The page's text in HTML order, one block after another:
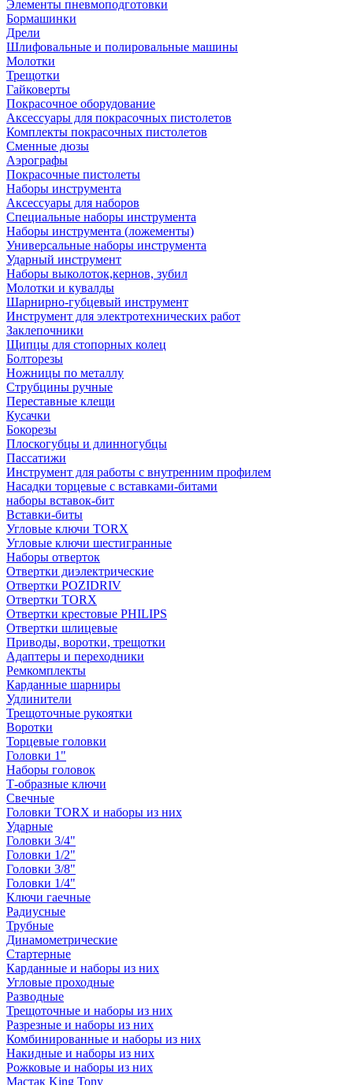
Элементы пневмоподготовки
Бормашинки
Дрели
Шлифовальные и полировальные машины
Молотки
Трещотки
Гайковерты
Покрасочное оборудование
Аксессуары для покрасочных пистолетов
Комплекты покрасочных пистолетов
Сменные дюзы
Аэрографы
Покрасочные пистолеты
Наборы инструмента
Аксессуары для наборов
Специальные наборы инструмента
Наборы инструмента (ложементы)
Универсальные наборы инструмента
Ударный инструмент
Наборы выколоток,кернов, зубил
Молотки и кувалды
Шарнирно-губцевый инструмент
Инструмент для электротехнических работ
Заклепочники
Щипцы для стопорных колец
Болторезы
Ножницы по металлу
Струбцины ручные
Переставные клещи
Кусачки
Бокорезы
Плоскогубцы и длинногубцы
Пассатижи
Инструмент для работы с внутренним профилем
Насадки торцевые с вставками-битами
наборы вставок-бит
Вставки-биты
Угловые ключи TORX
Угловые ключи шестигранные
Наборы отверток
Отвертки диэлектрические
Отвертки POZIDRIV
Отвертки TORX
Отвертки крестовые PHILIPS
Отвертки шлицевые
Приводы, воротки, трещотки
Адаптеры и переходники
Ремкомплекты
Карданные шарниры
Удлинители
Трещоточные рукоятки
Воротки
Торцевые головки
Головки 1"
Наборы головок
Т-образные ключи
Свечные
Головки TORX и наборы из них
Ударные
Головки 3/4"
Головки 1/2"
Головки 3/8"
Головки 1/4"
Ключи гаечные
Радиусные
Трубные
Динамометрические
Стартерные
Карданные и наборы из них
Угловые проходные
Разводные
Трещоточные и наборы из них
Разрезные и наборы из них
Комбинированные и наборы из них
Накидные и наборы из них
Рожковые и наборы из них
Мастак King Tony